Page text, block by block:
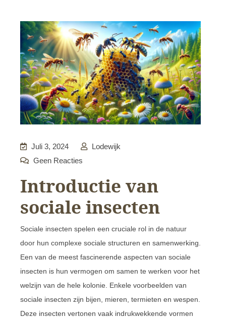
Juli 3, 2024
Lodewijk
Geen Reacties
Introductie van
sociale insecten
Sociale insecten spelen een cruciale rol in de natuur
door hun complexe sociale structuren en samenwerking.
Een van de meest fascinerende aspecten van sociale
insecten is hun vermogen om samen te werken voor het
welzijn van de hele kolonie. Enkele voorbeelden van
sociale insecten zijn bijen, mieren, termieten en wespen.
Deze insecten vertonen vaak indrukwekkende vormen